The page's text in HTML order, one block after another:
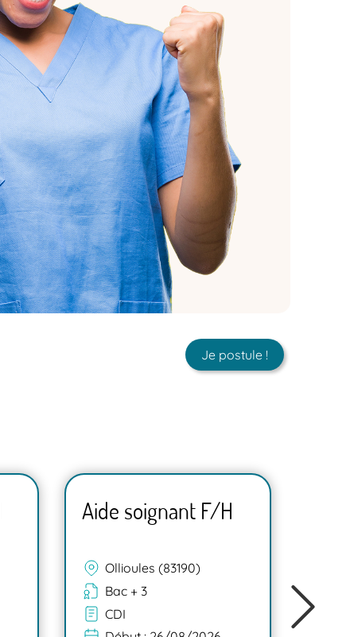
Je postule !
Aide soignant F/H
Ollioules (83190)
Bac + 3
CDI